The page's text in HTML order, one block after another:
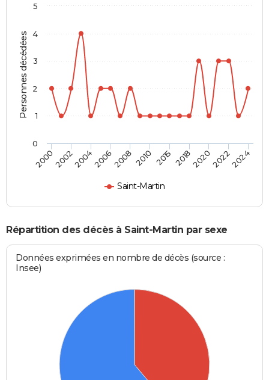
Personnes décédées
Saint-Martin
20002002200420062008 2010 2015 2018202020222024
0
1
2
3
4
5
Répartition des décès à Saint-Martin par sexe
Données exprimées en nombre de décès (source :
Insee)